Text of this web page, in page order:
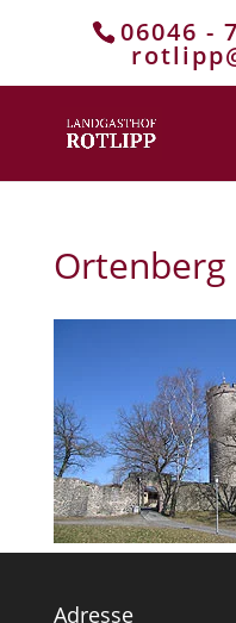
06046 -
Ortenberg
Adresse